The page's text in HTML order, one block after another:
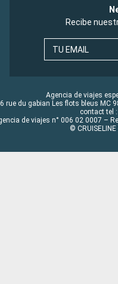
Recibe
TU EMAIL
Agencia de viajes
rue du gabian Les flots bleus MC
contact tel
de viajes n° 006 02 0007 –
©